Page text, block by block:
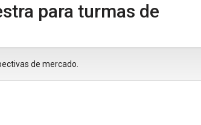
para turmas de
de mercado.